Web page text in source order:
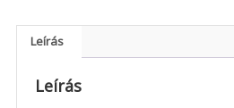
Leírás
Leírás